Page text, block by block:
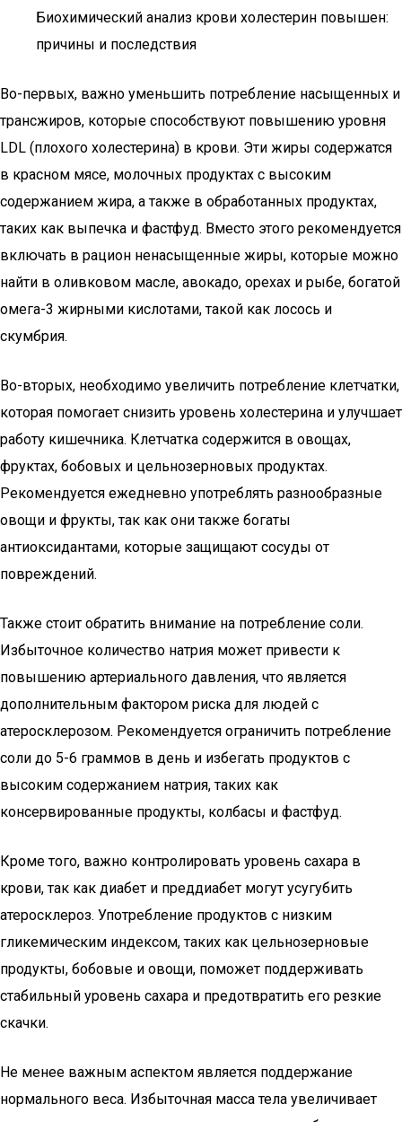
Биохимический анализ крови холестерин повышен:
причины и последствия
Во-первых, важно уменьшить потребление насыщенных и
трансжиров, которые способствуют повышению уровня
LDL (плохого холестерина) в крови. Эти жиры содержатся
в красном мясе, молочных продуктах с высоким
содержанием жира, а также в обработанных продуктах,
таких как выпечка и фастфуд. Вместо этого рекомендуется
включать в рацион ненасыщенные жиры, которые можно
найти в оливковом масле, авокадо, орехах и рыбе, богатой
омега-3 жирными кислотами, такой как лосось и
скумбрия.
Во-вторых, необходимо увеличить потребление клетчатки,
которая помогает снизить уровень холестерина и улучшает
работу кишечника. Клетчатка содержится в овощах,
фруктах, бобовых и цельнозерновых продуктах.
Рекомендуется ежедневно употреблять разнообразные
овощи и фрукты, так как они также богаты
антиоксидантами, которые защищают сосуды от
повреждений.
Также стоит обратить внимание на потребление соли.
Избыточное количество натрия может привести к
повышению артериального давления, что является
дополнительным фактором риска для людей с
атеросклерозом. Рекомендуется ограничить потребление
соли до 5-6 граммов в день и избегать продуктов с
высоким содержанием натрия, таких как
консервированные продукты, колбасы и фастфуд.
Кроме того, важно контролировать уровень сахара в
крови, так как диабет и преддиабет могут усугубить
атеросклероз. Употребление продуктов с низким
гликемическим индексом, таких как цельнозерновые
продукты, бобовые и овощи, поможет поддерживать
стабильный уровень сахара и предотвратить его резкие
скачки.
Не менее важным аспектом является поддержание
нормального веса. Избыточная масса тела увеличивает